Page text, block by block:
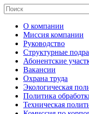
О компании
Миссия компании
Руководство
Структурные
Абонентские
Вакансии
Охрана труда
Экологическая
Политика
Техническая